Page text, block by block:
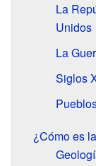
La
Unidos
La
Siglos
¿Cómo es